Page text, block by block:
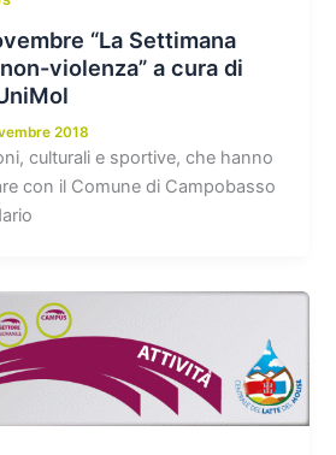
“La Settimana
violenza” a cura di
2018
culturali e sportive, che hanno
con il Comune di Campobasso